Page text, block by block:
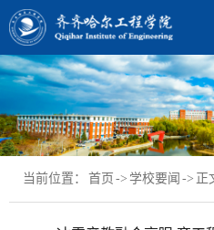
当前位置： 首页 -> 学校要闻 -> 正